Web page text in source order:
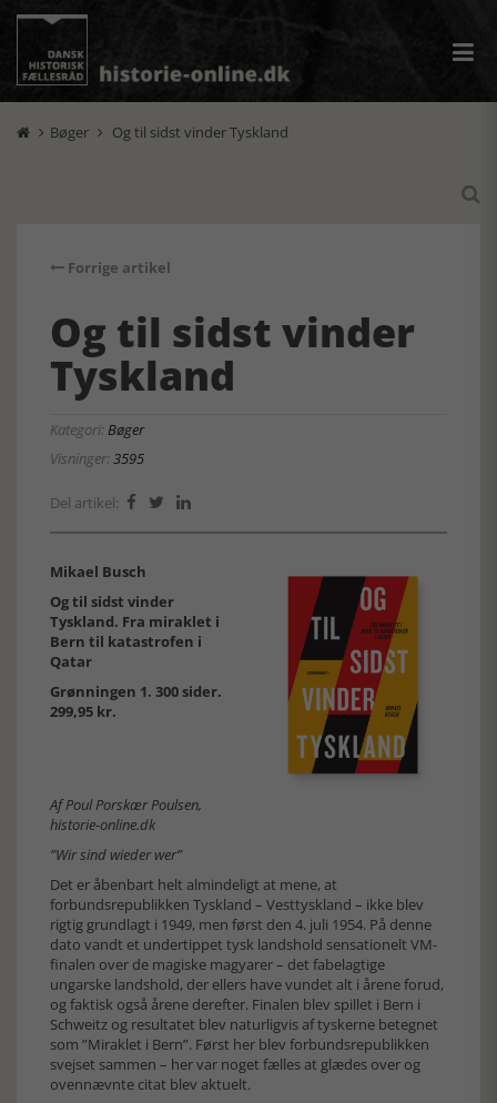
 Bøger  Og til sidst vinder Tyskland

Forrige artikel
Og til sidst vinder
Tyskland
Kategori:Bøger
Visninger:3595
Del artikel:   
Mikael Busch
Og til sidst vinder
Tyskland. Fra miraklet i
Bern til katastrofen i
Qatar
Grønningen 1. 300 sider.
299,95 kr.
Af Poul Porskær Poulsen,
historie-online.dk
”Wir sind wieder wer”
Det er åbenbart helt almindeligt at mene, at
forbundsrepublikken Tyskland – Vesttyskland – ikke blev
rigtig grundlagt i 1949, men først den 4. juli 1954. På denne
dato vandt et undertippet tysk landshold sensationelt VM-
finalen over de magiske magyarer – det fabelagtige
ungarske landshold, der ellers have vundet alt i årene forud,
og faktisk også årene derefter. Finalen blev spillet i Bern i
Schweitz og resultatet blev naturligvis af tyskerne betegnet
som ”Miraklet i Bern”. Først her blev forbundsrepublikken
svejset sammen – her var noget fælles at glædes over og
ovennævnte citat blev aktuelt.